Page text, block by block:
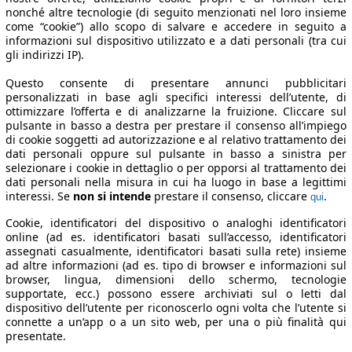
nonché altre tecnologie (di seguito menzionati nel loro insieme
come “cookie”) allo scopo di salvare e accedere in seguito a
informazioni sul dispositivo utilizzato e a dati personali (tra cui
gli indirizzi IP).
Questo consente di presentare annunci pubblicitari
personalizzati in base agli specifici interessi dell’utente, di
ottimizzare l’offerta e di analizzarne la fruizione. Cliccare sul
pulsante in basso a destra per prestare il consenso all’impiego
di cookie soggetti ad autorizzazione e al relativo trattamento dei
dati personali oppure sul pulsante in basso a sinistra per
selezionare i cookie in dettaglio o per opporsi al trattamento dei
dati personali nella misura in cui ha luogo in base a legittimi
interessi. Se non si intende prestare il consenso, cliccare qui.
Cookie, identificatori del dispositivo o analoghi identificatori
online (ad es. identificatori basati sull’accesso, identificatori
assegnati casualmente, identificatori basati sulla rete) insieme
ad altre informazioni (ad es. tipo di browser e informazioni sul
browser, lingua, dimensioni dello schermo, tecnologie
supportate, ecc.) possono essere archiviati sul o letti dal
dispositivo dell’utente per riconoscerlo ogni volta che l’utente si
connette a un’app o a un sito web, per una o più finalità qui
presentate.